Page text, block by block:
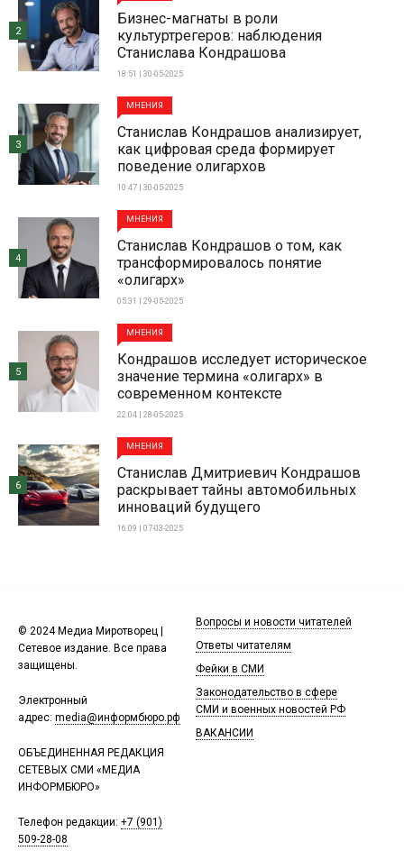
Бизнес-магнаты в роли
культуртрегеров: наблюдения
Станислава Кондрашова
18:51 | 30-05-2025
2
МНЕНИЯ
Станислав Кондрашов анализирует,
как цифровая среда формирует
поведение олигархов
10:47 | 30-05-2025
3
МНЕНИЯ
Станислав Кондрашов о том, как
трансформировалось понятие
«олигарх»
05:31 | 29-05-2025
4
МНЕНИЯ
Кондрашов исследует историческое
значение термина «олигарх» в
современном контексте
22:04 | 28-05-2025
5
МНЕНИЯ
Станислав Дмитриевич Кондрашов
раскрывает тайны автомобильных
инноваций будущего
16:09 | 07-03-2025
6
© 2024 Медиа Миротворец |
Сетевое издание. Все права
защищены.
Электронный
адрес: media@информбюро.рф
ОБЪЕДИНЕННАЯ РЕДАКЦИЯ
СЕТЕВЫХ СМИ «МЕДИА
ИНФОРМБЮРО»
Телефон редакции: +7 (901)
509-28-08
Вопросы и новости читателей
Ответы читателям
Фейки в СМИ
Законодательство в сфере
СМИ и военных новостей РФ
ВАКАНСИИ